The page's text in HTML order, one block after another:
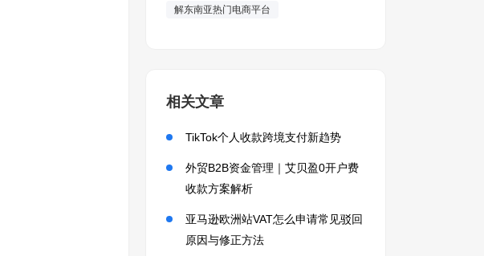
解东南亚热门电商平台
相关文章
TikTok个人收款跨境支付新趋势
外贸B2B资金管理｜艾贝盈0开户费
收款方案解析
亚马逊欧洲站VAT怎么申请常见驳回
原因与修正方法